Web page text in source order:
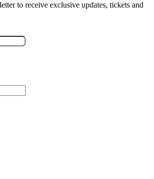
to receive exclusive updates, tickets and